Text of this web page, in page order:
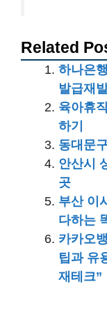
Related
하나은
발급재
육아휴
하기
동대문
안산시
곳
부산 이
다하는
카카오
팁과 유
재테크”